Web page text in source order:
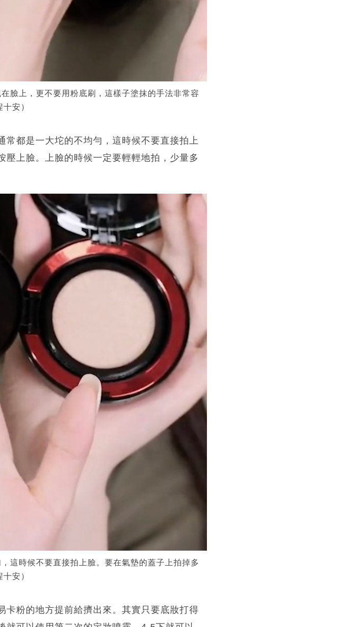
臉上，更不要用粉底刷，這樣子塗抹的手法非常容
安）
都是一大坨的不均勻，這時候不要直接拍上
上臉。上臉的時候一定要輕輕地拍，少量多
這時候不要直接拍上臉。要在氣墊的蓋子上拍掉多
安）
卡粉的地方提前給擠出來。其實只要底妝打得